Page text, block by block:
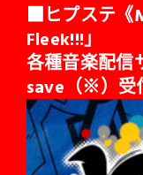
■ヒプステ《
Fleek!!!」
各種音楽配信
save（※）受